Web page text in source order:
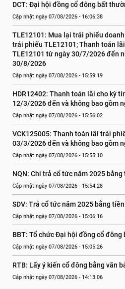
DCT: Đại hội đồng cổ đông bất
Cập nhật ngày 07/08/2026 - 16:06:38
TLE12101: Mua lại trái phiếu
trái phiếu TLE12101; Thanh toán
TLE12101 từ ngày 30/7/2026 đến
30/8/2026
Cập nhật ngày 07/08/2026 - 15:59:19
HDR12402: Thanh toán lãi cho kỳ
12/3/2026 đến và không bao gồm
Cập nhật ngày 07/08/2026 - 15:56:02
VCK125005: Thanh toán lãi trái
03/3/2026 đến và không bao gồm
Cập nhật ngày 07/08/2026 - 15:55:10
NQN: Chi trả cổ tức năm 2025 bằng
Cập nhật ngày 07/08/2026 - 15:54:28
SDV: Trả cổ tức năm 2025 bằng tiền
Cập nhật ngày 07/08/2026 - 15:06:16
BBT: Tổ chức Đại hội đồng cổ đông
Cập nhật ngày 07/08/2026 - 15:05:26
RTB: Lấy ý kiến cổ đông bằng văn
Cập nhật ngày 07/08/2026 - 14:13:06